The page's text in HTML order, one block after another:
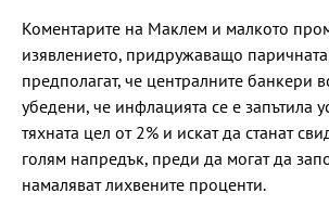
Коментарите на Маклем и малкото
изявлението, придружаващо
предполагат, че централните банкери
убедени, че инфлацията се е запътила
тяхната цел от 2% и искат да станат
голям напредък, преди да могат да
намаляват лихвените проценти.